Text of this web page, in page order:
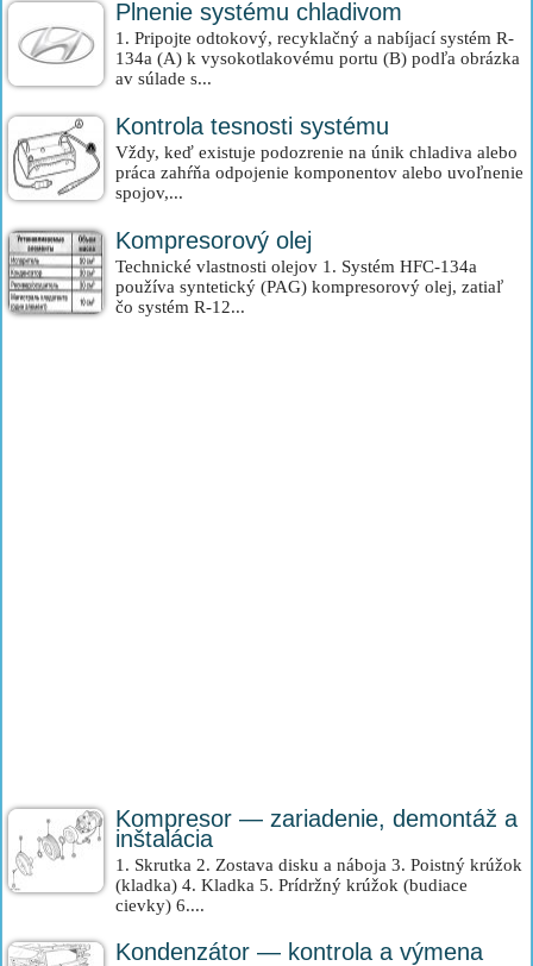
Plnenie systému chladivom
1. Pripojte odtokový, recyklačný a nabíjací systém R-
134a (A) k vysokotlakovému portu (B) podľa obrázka
av súlade s...
Kontrola tesnosti systému
Vždy, keď existuje podozrenie na únik chladiva alebo
práca zahŕňa odpojenie komponentov alebo uvoľnenie
spojov,...
Kompresorový olej
Technické vlastnosti olejov 1. Systém HFC-134a
používa syntetický (PAG) kompresorový olej, zatiaľ
čo systém R-12...
Kompresor — zariadenie, demontáž a
inštalácia
1. Skrutka 2. Zostava disku a náboja 3. Poistný krúžok
(kladka) 4. Kladka 5. Prídržný krúžok (budiace
cievky) 6....
Kondenzátor — kontrola a výmena